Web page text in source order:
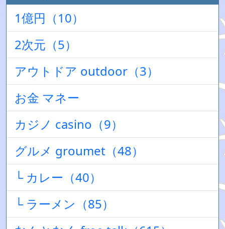
1億円（10）
2次元（5）
アウトドア outdoor（3）
お金 マネー
カジノ casino（9）
グルメ groumet（48）
└ カレー（40）
└ ラーメン（85）